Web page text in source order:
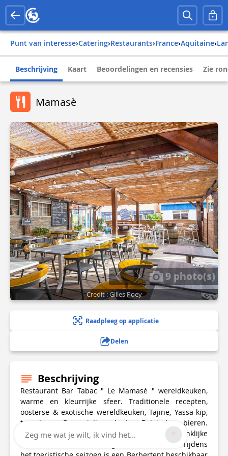
Punt van interesse› Catering› Restaurants› france› aquitaine›
Beschrijving Kaart Beoordelingen en recensies Zie
Mamasè
9 photo(s)
Credit : Gilles Poey
Raadpleeg op applicatie
Delen
Beschrijving
Restaurant Bar Tabac " Le Mamasè " wereldkeuken,
warme en kleurrijke sfeer. Traditionele recepten,
oosterse & exotische wereldkeuken, Tajine, Yassa-kip,
tapasbar. Gespecialiseerd in Belgische bieren.
Juli/augustus: thema-evenementen (koninklijke
couscous, barbecue, Senegalese avond enz.). Tijdens
Zeg me wat je wilt, ik vind het...